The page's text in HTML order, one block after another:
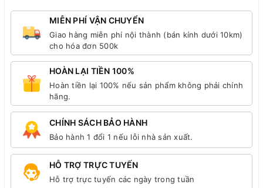
MIỄN PHÍ VẬN CHUYỂN
Giao hàng miễn phí nội thành (bán kính dưới 10km)
cho hóa đơn 500k
HOÀN LẠI TIỀN 100%
Hoàn tiền lại 100% nếu sản phẩm không phải chính
hãng.
CHÍNH SÁCH BẢO HÀNH
Bảo hành 1 đổi 1 nếu lỗi nhà sản xuất.
HỖ TRỢ TRỰC TUYẾN
Hỗ trợ trực tuyến các ngày trong tuần